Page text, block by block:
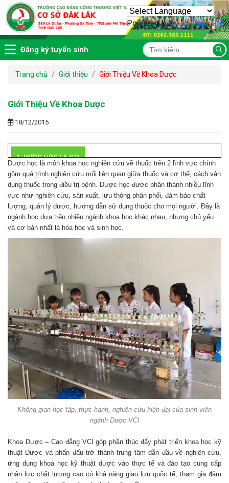
Powered by Translate
Đăng ký tuyển sinh
Trang chủ Giới thiệu Giới Thiệu Về Khoa Dược
Giới Thiệu Về Khoa Dược
18/12/2015
1. DƯỢC HỌC LÀ GÌ?
Dược học là môn khoa học nghiên cứu về thuốc trên 2 lĩnh vực chính
gồm quá trình nghiên cứu mối liên quan giữa thuốc và cơ thể; cách vận
dụng thuốc trong điều trị bệnh. Dược học được phân thành nhiều lĩnh
vực như nghiên cứu, sản xuất, lưu thông phân phối, đảm bảo chất
lượng, quản lý dược, hướng dẫn sử dụng thuốc cho mọi người. Đây là
ngành học dựa trên nhiều ngành khoa học khác nhau, nhưng chủ yếu
và cơ bản nhất là hóa học và sinh học.
Không gian học tập, thực hành, nghiên cứu hiện đại của sinh viên
ngành Dược VCI
Khoa Dược – Cao đẳng VCI góp phần thúc đẩy phát triển khoa học kỹ
thuật Dược và phấn đấu trở thành trung tâm dẫn đầu về nghiên cứu,
ứng dụng khoa học kỹ thuật dược vào thực tế và đào tạo cung cấp
nhân lực chất lượng cao có khả năng giao lưu quốc tế, tham gia đảm